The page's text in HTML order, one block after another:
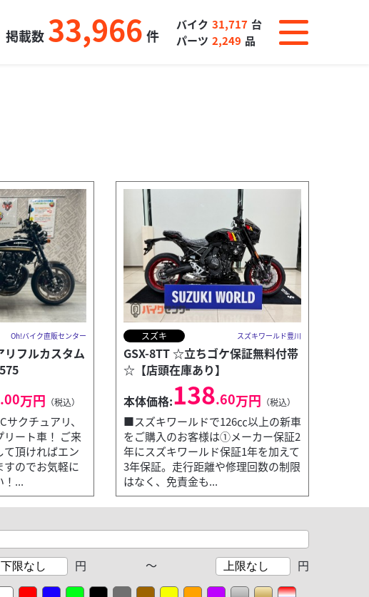
掲載数 33,966 件
バイク 31,717 台
パーツ 2,249 品
Oh!バイク直販センター
フルカスタム
.00万円 （税込）
クチュアリ、
リート車！ ご来
て頂ければエン
すのでお気軽に
！...
スズキ スズキワールド豊川
GSX-8TT ☆立ちゴケ保証無料付帯
☆【店頭在庫あり】
本体価格:138.60万円 （税込）
■スズキワールドで126㏄以上の新車
をご購入のお客様は①メーカー保証2
年にスズキワールド保証1年を加えて
3年保証。走行距離や修理回数の制限
はなく、免責金も...
円 ～ 円